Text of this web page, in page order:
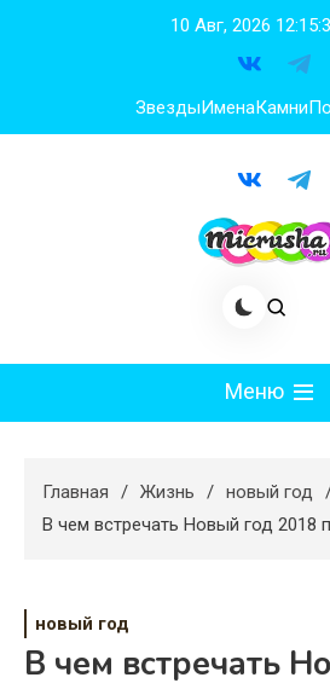
10 Авг, 2026
ЗвездыИменаКамни
Меню
Худеем
Свадьба
Главная Жизнь
новый год
В чем встречать Новый год 2018
новый год
В чем встречать